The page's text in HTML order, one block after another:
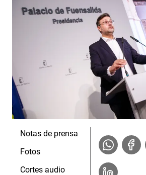
Notas de prensa
Fotos
Cortes audio